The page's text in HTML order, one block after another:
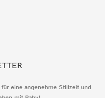
eine angenehme Stillzeit und